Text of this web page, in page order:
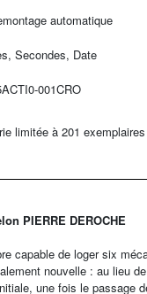
automatique
Secondes, Date
001CRO
limitée à 201 exemplaires
PIERRE DEROCHE
capable de loger six
nouvelle : au lieu
une fois le